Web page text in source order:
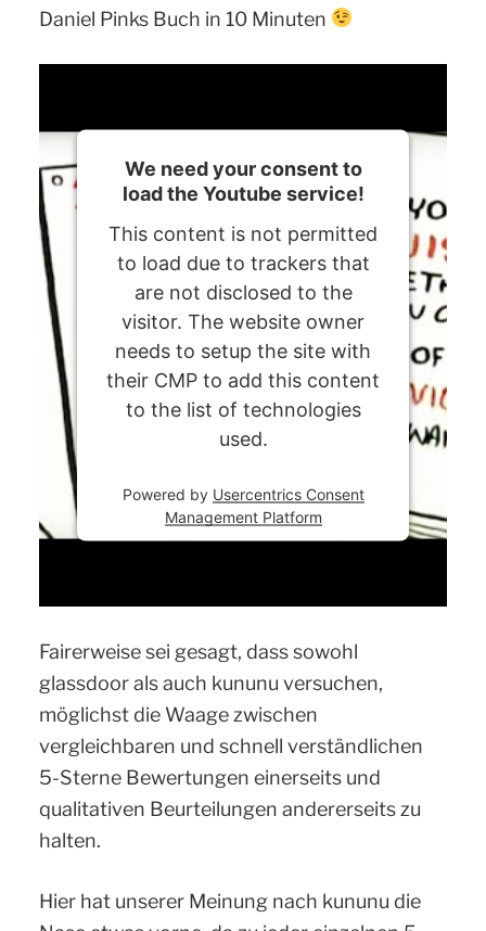
Daniel Pinks Buch in 10 Minuten
We need your consent to
load the Youtube service!
This content is not permitted
to load due to trackers that
are not disclosed to the
visitor. The website owner
needs to setup the site with
their CMP to add this content
to the list of technologies
used.
Powered by Usercentrics Consent
Management Platform
Fairerweise sei gesagt, dass sowohl
glassdoor als auch kununu versuchen,
möglichst die Waage zwischen
vergleichbaren und schnell verständlichen
5-Sterne Bewertungen einerseits und
qualitativen Beurteilungen andererseits zu
halten.
Hier hat unserer Meinung nach kununu die